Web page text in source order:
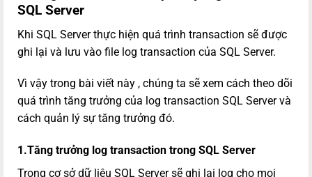
SQL Server
Khi SQL Server thực hiện quá trình transaction sẽ được
ghi lại và lưu vào file log transaction của SQL Server.
Vì vậy trong bài viết này , chúng ta sẽ xem cách theo dõi
quá trình tăng trưởng của log transaction SQL Server và
cách quản lý sự tăng trưởng đó.
1.Tăng trưởng log transaction trong SQL Server
Trong cơ sở dữ liệu SQL Server sẽ ghi lại log cho mọi